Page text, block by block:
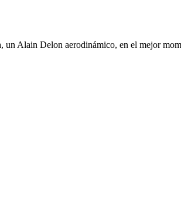
Alain Delon aerodinámico, en el mejor